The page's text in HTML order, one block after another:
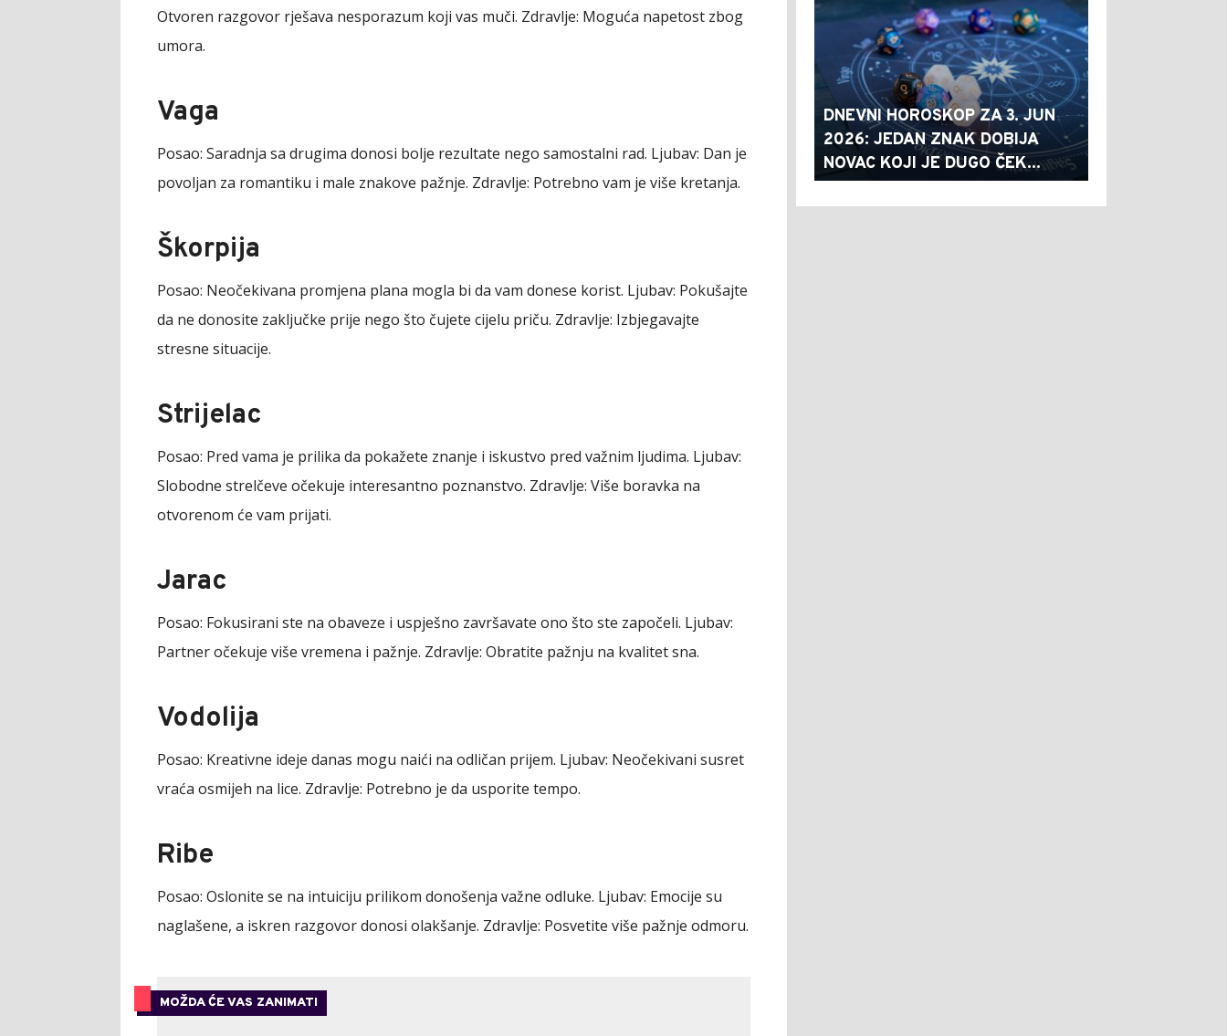
Otvoren razgovor rješava nesporazum koji vas muči. Zdravlje: Moguća napetost zbog
umora.
Vaga
Posao: Saradnja sa drugima donosi bolje rezultate nego samostalni rad. Ljubav: Dan je
povoljan za romantiku i male znakove pažnje. Zdravlje: Potrebno vam je više kretanja.
Škorpija
Posao: Neočekivana promjena plana mogla bi da vam donese korist. Ljubav: Pokušajte
da ne donosite zaključke prije nego što čujete cijelu priču. Zdravlje: Izbjegavajte
stresne situacije.
Strijelac
Posao: Pred vama je prilika da pokažete znanje i iskustvo pred važnim ljudima. Ljubav:
Slobodne strelčeve očekuje interesantno poznanstvo. Zdravlje: Više boravka na
otvorenom će vam prijati.
Jarac
Posao: Fokusirani ste na obaveze i uspješno završavate ono što ste započeli. Ljubav:
Partner očekuje više vremena i pažnje. Zdravlje: Obratite pažnju na kvalitet sna.
Vodolija
Posao: Kreativne ideje danas mogu naići na odličan prijem. Ljubav: Neočekivani susret
vraća osmijeh na lice. Zdravlje: Potrebno je da usporite tempo.
Ribe
Posao: Oslonite se na intuiciju prilikom donošenja važne odluke. Ljubav: Emocije su
naglašene, a iskren razgovor donosi olakšanje. Zdravlje: Posvetite više pažnje odmoru.
MOŽDA ĆE VAS ZANIMATI
DNEVNI HOROSKOP ZA 3. JUN
2026: JEDAN ZNAK DOBIJA
NOVAC KOJI JE DUGO ČEK...